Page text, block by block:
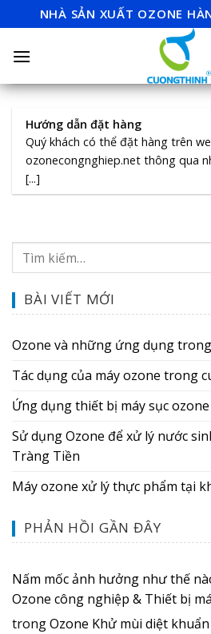
to
content
NHÀ SẢN XUẤT OZONE
Hướng dẫn đặt hàng
Quý khách có thể đặt hàng trên
ozonecongnghiep.net thông qua
[...]
BÀI VIẾT MỚI
Ozone và những ứng dụng
Tác dụng của máy ozone trong
Ứng dụng thiết bị máy sục
Sử dụng Ozone để xử lý nước
Tràng Tiền
Máy ozone xử lý thực phẩm tại
PHẢN HỒI GẦN ĐÂY
Nấm mốc ảnh hưởng như thế
Ozone công nghiệp & Thiết bị
trongOzone Khử mùi diệt